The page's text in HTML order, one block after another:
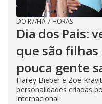
DO R7/HÁ 7 HORAS
Dia dos Pais:
que são
pouca gente
Hailey Bieber e Zoë
personalidades criadas
internacional